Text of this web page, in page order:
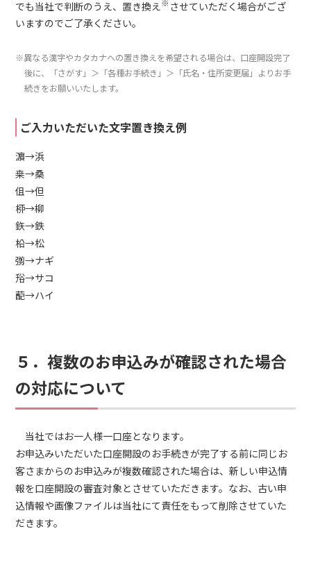
でも当社で判断のうえ、置き換え
させていただく場合がござ
いますのでご了承ください。
※異なる漢字やカタカナへの置き換えを希望される場合は、口座開設完了
後に、「さがす」＞「各種お手続き」＞「氏名・住所変更届」よりお手
続きをお願いいたします。
ご入力いただいた文字置き換え例
濵→浜
桒→桑
伹→但
桺→柳
鉃→鉄
柗→松
彅→ナギ
谸→サコ
蓜→ハイ
５．複数のお申込みが確認された場合
の対応について
当社ではお一人様一口座となります。
お申込みいただいた口座開設のお手続きが完了する前に同じお
客さまからのお申込みが複数確認された場合は、新しい申込情
報を口座開設の審査対象とさせていただきます。なお、古い申
込情報や画像ファイルは当社にて責任をもって削除させていた
だきます。